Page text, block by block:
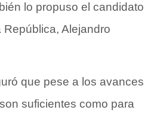
lo propuso el candidato
Alejandro
que pese a los avances
suficientes como para